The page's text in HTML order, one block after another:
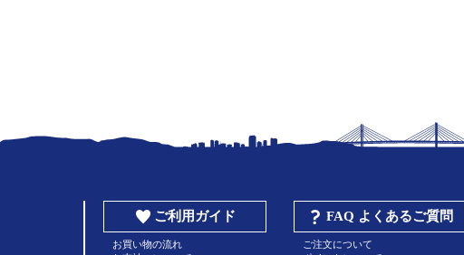
ご利用ガイド
お買い物の流れ
FAQ よくあるご質問
ご注文について